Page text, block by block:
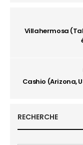
Villahermosa
Cashio (Arizona,
RECHERCHE